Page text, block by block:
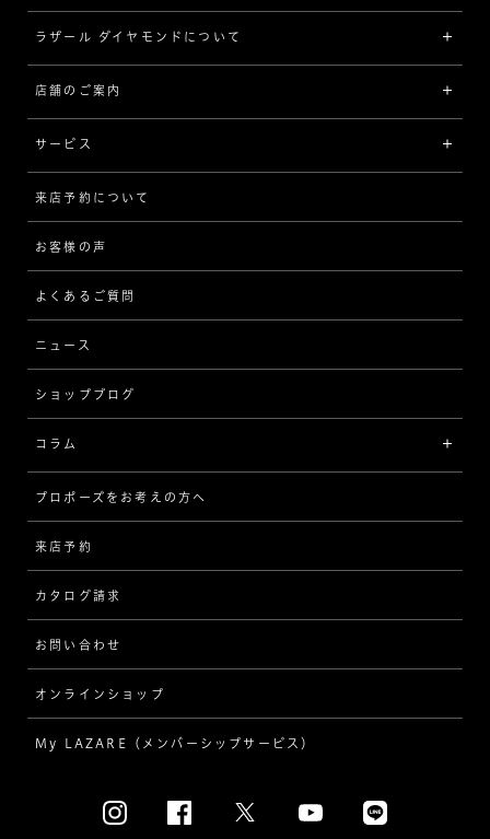
[素材から選ぶ]
プラチナ
イエローゴールド
コンビネーション
[フォルムから選ぶ]
ストレート
ウェーブ
V字
[セッテイングから選ぶ]
ソリテール
ワンサイドメレ
ダブルサイドメレ
ラインメレ
人気の婚約指輪
結婚指輪（マリッジリング）
[素材から選ぶ]
ジュエリーコレクショントップ
ジュエリー一覧
リング
ネックレス/ペンダント
ピアス/イヤリング
ブレスレット
ラザール ダイヤモンドについて
ラザール ダイヤモンドについて
品質
歴史
企業の取り組み
店舗のご案内
サービス
サービスについて
アフターサービス
MESSAGE IN DIAMOND
品質保証
ブライダルアイテム
来店予約について
お客様の声
よくあるご質問
ニュース
ショップブログ
コラム
インタビュー
指輪
ダイヤモンド
プロポーズ
結婚式
プロポーズをお考えの方へ
来店予約
カタログ請求
お問い合わせ
オンラインショップ
My LAZARE（メンバーシップサービス）